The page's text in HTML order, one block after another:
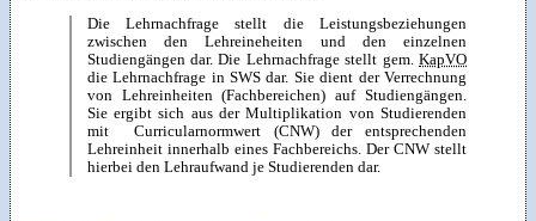
Die Lehrnachfrage stellt die Leistungsbeziehungen
zwischen den Lehreineheiten und den einzelnen
Studiengängen dar. Die Lehrnachfrage stellt gem.KapVO
die Lehrnachfrage in SWS dar. Sie dient der Verrechnung
von Lehreinheiten (Fachbereichen) auf Studiengängen.
Sie ergibt sich aus der Multiplikation von Studierenden
mit Curricularnormwert (CNW) der entsprechenden
Lehreinheit innerhalb eines Fachbereichs. Der CNW stellt
hierbei den Lehraufwand je Studierenden dar.